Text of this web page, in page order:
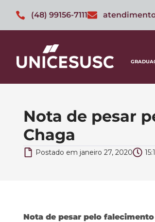
(48) 99156-7111
Nota de pesar
Chaga
Postado em janeiro 27, 2020
Nota de pesar pelo